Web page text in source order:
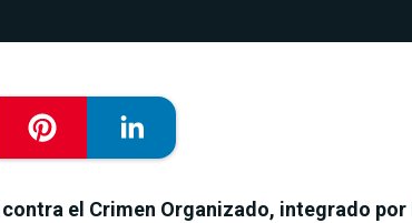
el Crimen Organizado, integrado